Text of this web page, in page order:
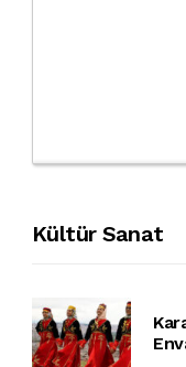
Kültür Sanat